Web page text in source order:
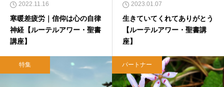
2022.11.16
寒暖差疲労｜信仰は心の自律
神経【ルーテルアワー・聖書
講座】
2023.01.07
生きていてくれてありがとう
【ルーテルアワー・聖書講
座】
特集 パートナー